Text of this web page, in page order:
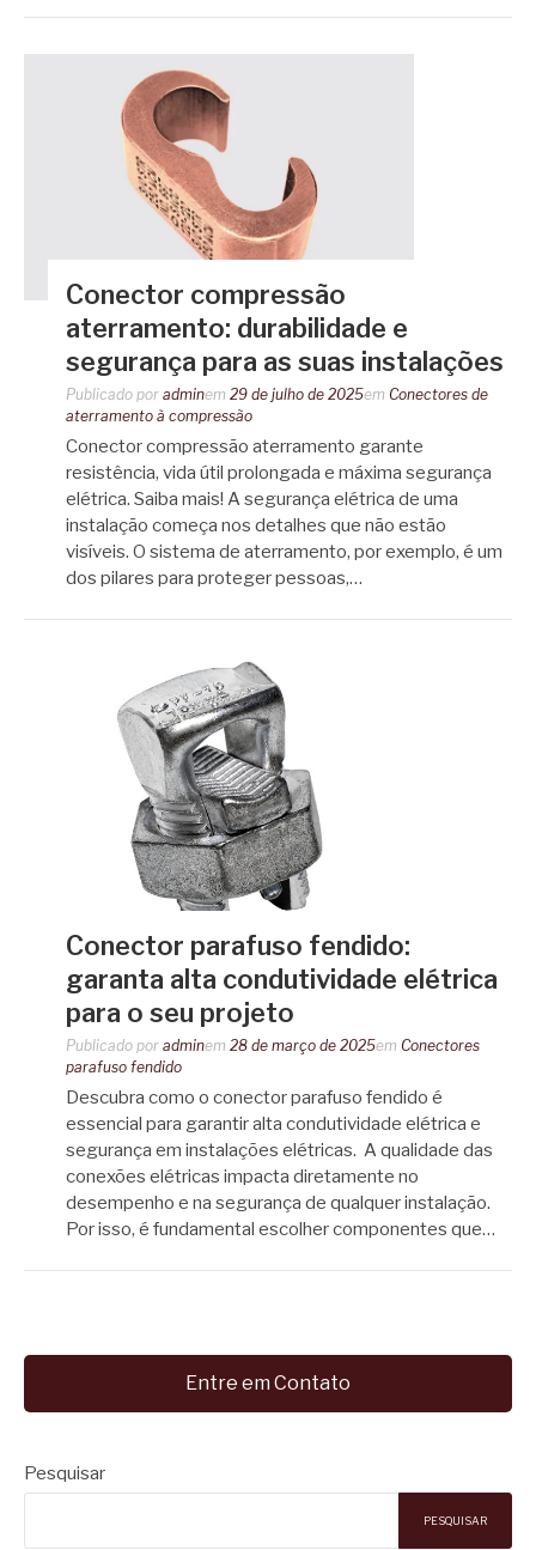
Conector compressão
aterramento: durabilidade e
segurança para as suas instalações
Publicado por adminem 29 de julho de 2025em Conectores de
aterramento à compressão
Conector compressão aterramento garante
resistência, vida útil prolongada e máxima segurança
elétrica. Saiba mais! A segurança elétrica de uma
instalação começa nos detalhes que não estão
visíveis. O sistema de aterramento, por exemplo, é um
dos pilares para proteger pessoas,…
Conector parafuso fendido:
garanta alta condutividade elétrica
para o seu projeto
Publicado por adminem 28 de março de 2025em Conectores
parafuso fendido
Descubra como o conector parafuso fendido é
essencial para garantir alta condutividade elétrica e
segurança em instalações elétricas. A qualidade das
conexões elétricas impacta diretamente no
desempenho e na segurança de qualquer instalação.
Por isso, é fundamental escolher componentes que…
Entre em Contato
Pesquisar
PESQUISAR